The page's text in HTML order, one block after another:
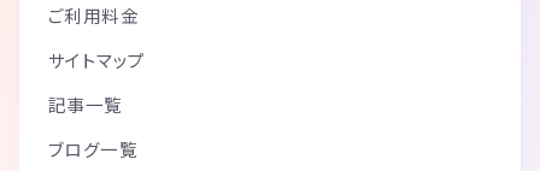
ご利用料金
サイトマップ
記事一覧
ブログ一覧